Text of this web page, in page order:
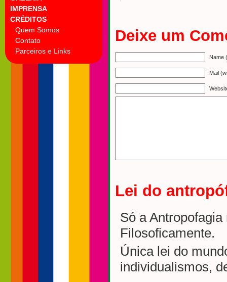
IMPRENSA
CRÉDITOS
Quem Somos
Contato
Parceiros e Links
Deixe um
Name
Mail
Lei do
Só a
Filosoficamente.
Única lei do
individualismos,